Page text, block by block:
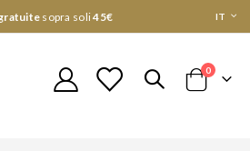
sopra soli45€ Lingua
IT
Cart
0elementi